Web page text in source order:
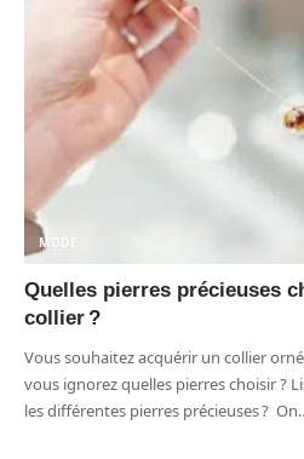
MODE
Quelles pierres précieuses
collier ?
Vous souhaitez acquérir un collier
vous ignorez quelles pierres choisir ?
les différentes pierres précieuses ? On